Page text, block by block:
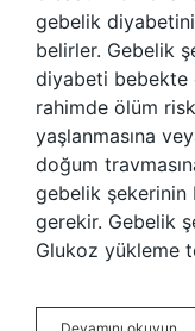
gebelik
belirler. Gebelik
diyabeti bebekte
rahimde ölüm
yaşlanmasına
doğum
gebelik şekerinin
gerekir. Gebelik
Glukoz yükleme